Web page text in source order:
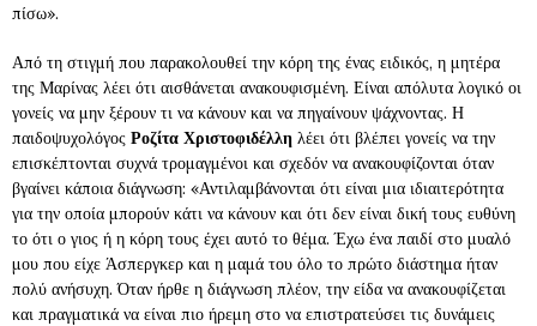
πίσω».
Από τη στιγμή που παρακολουθεί την κόρη της ένας ειδικός, η μητέρα
της Μαρίνας λέει ότι αισθάνεται ανακουφισμένη. Είναι απόλυτα λογικό οι
γονείς να μην ξέρουν τι να κάνουν και να πηγαίνουν ψάχνοντας. Η
παιδοψυχολόγος Ροζίτα Χριστοφιδέλλη λέει ότι βλέπει γονείς να την
επισκέπτονται συχνά τρομαγμένοι και σχεδόν να ανακουφίζονται όταν
βγαίνει κάποια διάγνωση: «Αντιλαμβάνονται ότι είναι μια ιδιαιτερότητα
για την οποία μπορούν κάτι να κάνουν και ότι δεν είναι δική τους ευθύνη
το ότι ο γιος ή η κόρη τους έχει αυτό το θέμα. Έχω ένα παιδί στο μυαλό
μου που είχε Άσπεργκερ και η μαμά του όλο το πρώτο διάστημα ήταν
πολύ ανήσυχη. Όταν ήρθε η διάγνωση πλέον, την είδα να ανακουφίζεται
και πραγματικά να είναι πιο ήρεμη στο να επιστρατεύσει τις δυνάμεις